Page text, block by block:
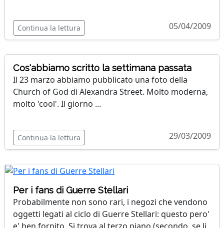
Continua la lettura 05/04/2009
Cos'abbiamo scritto la settimana passata
Il 23 marzo abbiamo pubblicato una foto della
Church of God di Alexandra Street. Molto moderna,
molto 'cool'. Il giorno ...
Continua la lettura 29/03/2009
Per i fans di Guerre Stellari
Probabilmente non sono rari, i negozi che vendono
oggetti legati al ciclo di Guerre Stellari: questo pero'